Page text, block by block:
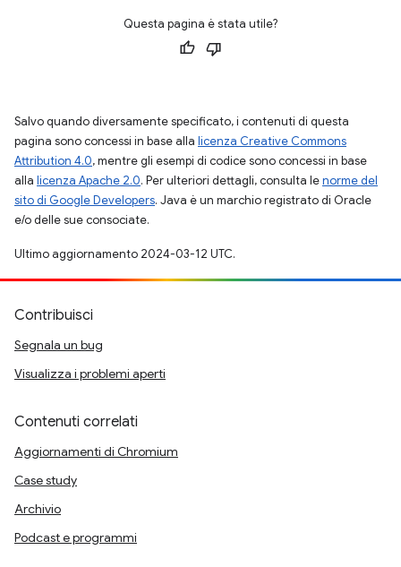
Questa pagina è stata utile?
Salvo quando diversamente specificato, i contenuti di questa
pagina sono concessi in base alla licenza Creative Commons
Attribution 4.0, mentre gli esempi di codice sono concessi in base
alla licenza Apache 2.0. Per ulteriori dettagli, consulta lenorme del
sito di Google Developers. Java è un marchio registrato di Oracle
e/o delle sue consociate.
Ultimo aggiornamento 2024-03-12 UTC.
Contribuisci
Segnala un bug
Visualizza i problemi aperti
Contenuti correlati
Aggiornamenti di Chromium
Case study
Archivio
Podcast e programmi